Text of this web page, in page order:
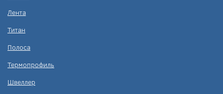
Лента
Титан
Полоса
Термопрофиль
Швеллер